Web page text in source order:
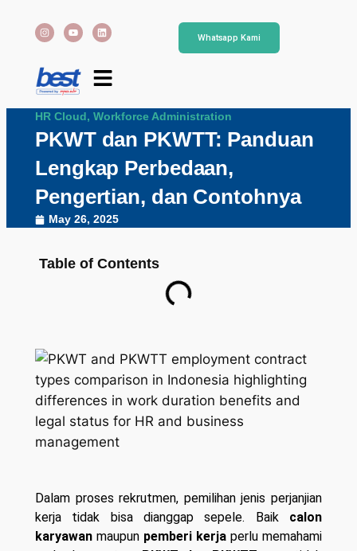
Whatsapp Kami
HR Cloud, Workforce Administration
PKWT dan PKWTT: Panduan
Lengkap Perbedaan,
Pengertian, dan Contohnya
May 26, 2025
Table of Contents
Dalam proses rekrutmen, pemilihan jenis perjanjian
kerja tidak bisa dianggap sepele. Baik calon
karyawan maupun pemberi kerja perlu memahami